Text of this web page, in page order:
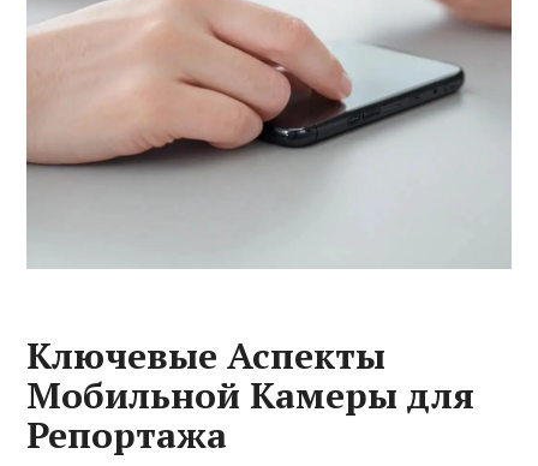
Ключевые Аспекты
Мобильной Камеры для
Репортажа